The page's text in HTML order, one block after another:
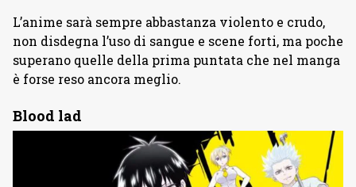
L’anime sarà sempre abbastanza violento e crudo,
non disdegna l’uso di sangue e scene forti, ma poche
superano quelle della prima puntata che nel manga
è forse reso ancora meglio.
Blood lad